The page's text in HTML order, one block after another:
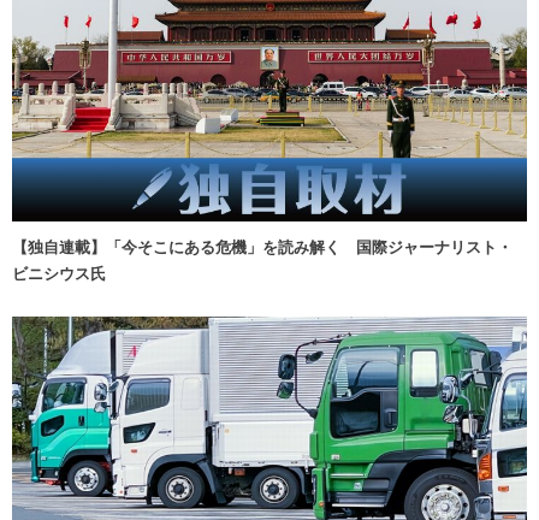
【独自連載】「今そこにある危機」を読み解く 国際ジャーナリスト・
ビニシウス氏